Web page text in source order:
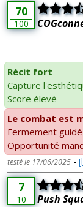
70
100
Récit fort
Capture
Score élevé
Le combat est
Fermement guidé
Opportunité
testé le 17/06/2025 -
7
10 Push